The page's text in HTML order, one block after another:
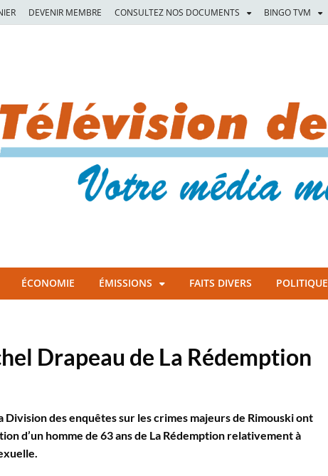
DEVENIR MEMBRE CONSULTEZ NOS DOCUMENTS BINGO TVM
ÉCONOMIE ÉMISSIONS FAITS DIVERS POLITIQUE
Drapeau de La Rédemption
Division des enquêtes sur les crimes majeurs de Rimouski ont
d’un homme de 63 ans de La Rédemption relativement à